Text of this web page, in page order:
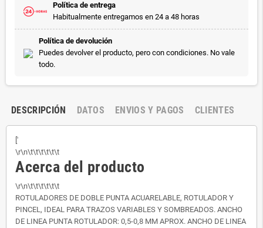
Política de entrega
Habitualmente entregamos en 24 a 48 horas
Política de devolución
Puedes devolver el producto, pero con condiciones. No vale
todo.
DESCRIPCIÓN DATOS ENVIOS Y PAGOS CLIENTES
['
\r\n\t\t\t\t\t\t
Acerca del producto
\r\n\t\t\t\t\t\t
ROTULADORES DE DOBLE PUNTA ACUARELABLE, ROTULADOR Y
PINCEL, IDEAL PARA TRAZOS VARIABLES Y SOMBREADOS. ANCHO
DE LINEA PUNTA ROTULADOR: 0,5-0,8 MM APROX. ANCHO DE LINEA